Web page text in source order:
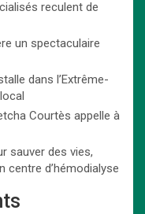
reculent de
un spectaculaire
dans l’Extrême-
Courtès appelle à
sauver des vies,
centre d’hémodialyse